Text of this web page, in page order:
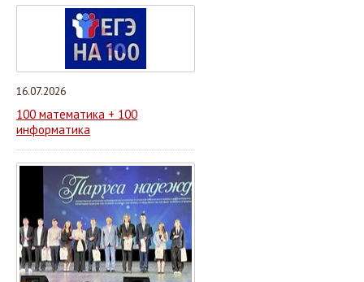
16.07.2026
100 математика + 100
информатика